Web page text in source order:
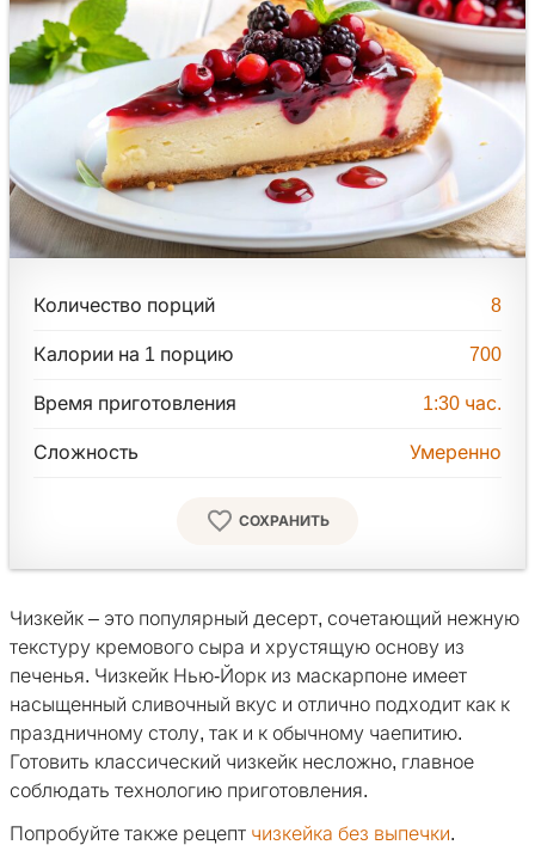
Количество порций 8
Калории на 1 порцию 700
Время приготовления 1:30 час.
Сложность Умеренно
СОХРАНИТЬ
Чизкейк – это популярный десерт, сочетающий нежную
текстуру кремового сыра и хрустящую основу из
печенья. Чизкейк Нью-Йорк из маскарпоне имеет
насыщенный сливочный вкус и отлично подходит как к
праздничному столу, так и к обычному чаепитию.
Готовить классический чизкейк несложно, главное
соблюдать технологию приготовления.
Попробуйте также рецепт чизкейка без выпечки.